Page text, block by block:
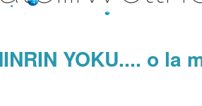
YOKU.... o la